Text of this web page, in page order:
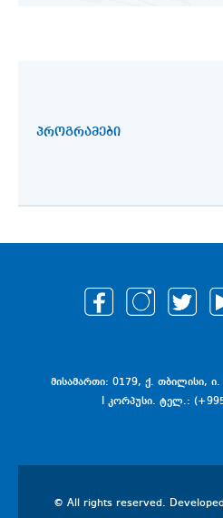
ᲞᲠᲝᲒᲠᲐᲛᲔᲑᲘ
მისამართი: 0179, ქ. თბილისი, ი.
I კორპუსი. ტელ.:
© All rights reserved.